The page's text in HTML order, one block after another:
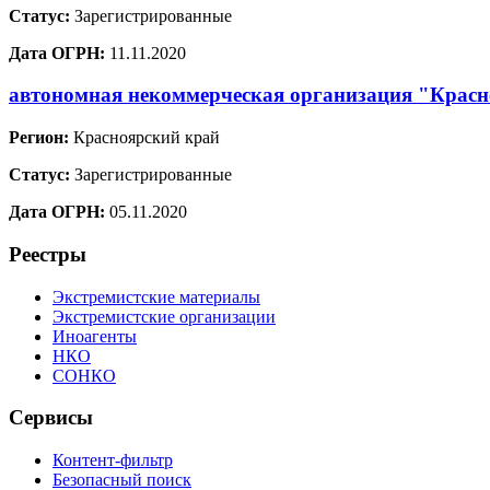
Статус: Зарегистрированные
Дата ОГРН: 11.11.2020
автономная некоммерческая организация
Регион: Красноярский край
Статус: Зарегистрированные
Дата ОГРН: 05.11.2020
Реестры
Экстремистские материалы
Экстремистские организации
Иноагенты
НКО
СОНКО
Сервисы
Контент-фильтр
Безопасный поиск